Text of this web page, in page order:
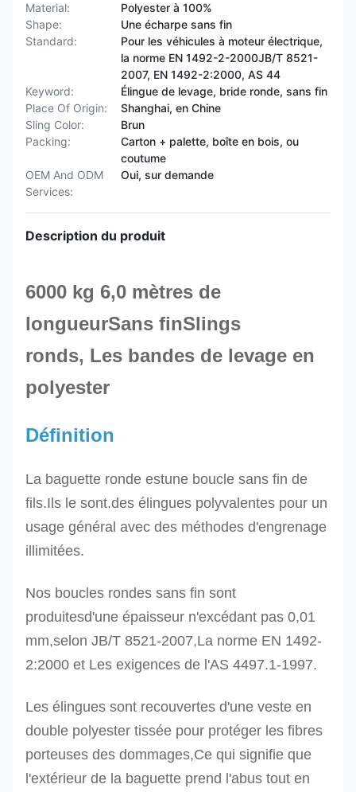
Material:
Polyester à 100%
Shape:
Une écharpe sans fin
Standard:
Pour les véhicules à moteur électrique,
la norme EN 1492-2-2000JB/T 8521-
2007, EN 1492-2:2000, AS 44
Keyword:
Élingue de levage, bride ronde, sans fin
Place Of Origin:
Shanghai, en Chine
Sling Color:
Brun
Packing:
Carton + palette, boîte en bois, ou
coutume
OEM And ODM
Services:
Oui, sur demande
Description du produit
6000 kg 6,0 mètres de
longueurSans finSlings
ronds, Les bandes de levage en
polyester
Définition
La baguette ronde estune boucle sans fin de
fils.Ils le sont.des élingues polyvalentes pour un
usage général avec des méthodes d'engrenage
illimitées.
Nos boucles rondes sans fin sont
produitesd'une épaisseur n'excédant pas 0,01
mm,selon JB/T 8521-2007,La norme EN 1492-
2:2000 et Les exigences de l'AS 4497.1-1997.
Les élingues sont recouvertes d'une veste en
double polyester tissée pour protéger les fibres
porteuses des dommages,Ce qui signifie que
l'extérieur de la baguette prend l'abus tout en